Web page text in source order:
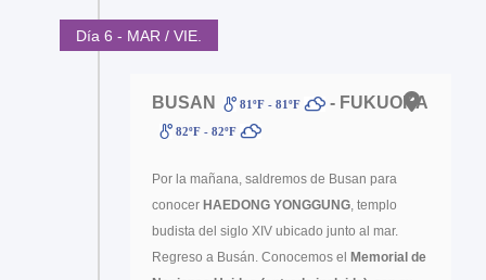
Día 6 - MAR / VIE.
BUSAN 81ºF - 81ºF - FUKUOKA
82ºF - 82ºF
Por la mañana, saldremos de Busan para
conocer HAEDONG YONGGUNG, templo
budista del siglo XIV ubicado junto al mar.
Regreso a Busán. Conocemos el Memorial de